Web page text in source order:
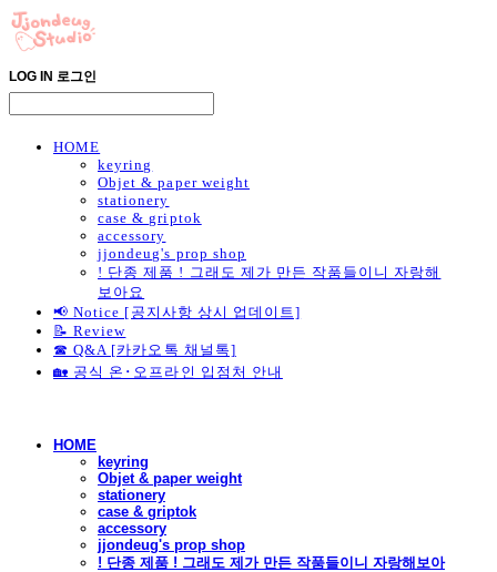
LOG IN 로그인
HOME
keyring
Objet & paper weight
stationery
case & griptok
accessory
jjondeug's prop shop
! 단종 제품 ! 그래도 제가 만든 작품들이니 자랑해
보아요
📢 Notice [공지사항 상시 업데이트]
📝 Review
☎ Q&A [카카오톡 채널톡]
🏡 공식 온･오프라인 입점처 안내
HOME
keyring
Objet & paper weight
stationery
case & griptok
accessory
jjondeug's prop shop
! 단종 제품 ! 그래도 제가 만든 작품들이니 자랑해보아